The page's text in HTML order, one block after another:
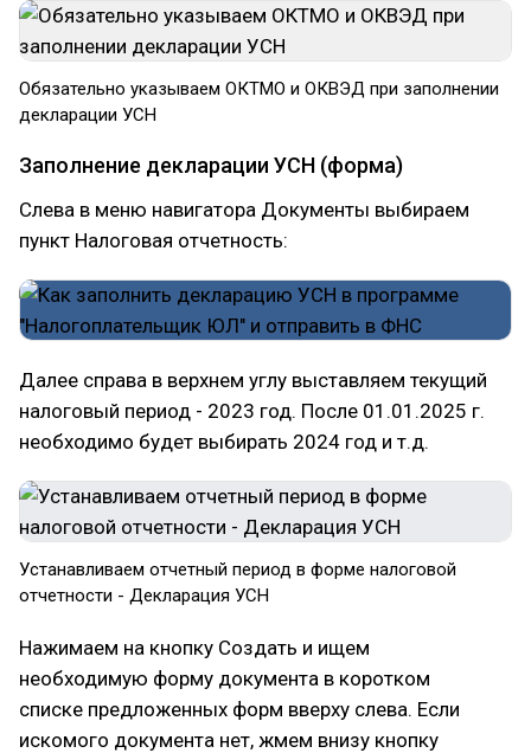
Обязательно указываем ОКТМО и ОКВЭД при заполнении
декларации УСН
Заполнение декларации УСН (форма)
Слева в меню навигатора Документы выбираем
пункт Налоговая отчетность:
Далее справа в верхнем углу выставляем текущий
налоговый период - 2023 год. После 01.01.2025 г.
необходимо будет выбирать 2024 год и т.д.
Устанавливаем отчетный период в форме налоговой
отчетности - Декларация УСН
Нажимаем на кнопку Создать и ищем
необходимую форму документа в коротком
списке предложенных форм вверху слева. Если
искомого документа нет, жмем внизу кнопку